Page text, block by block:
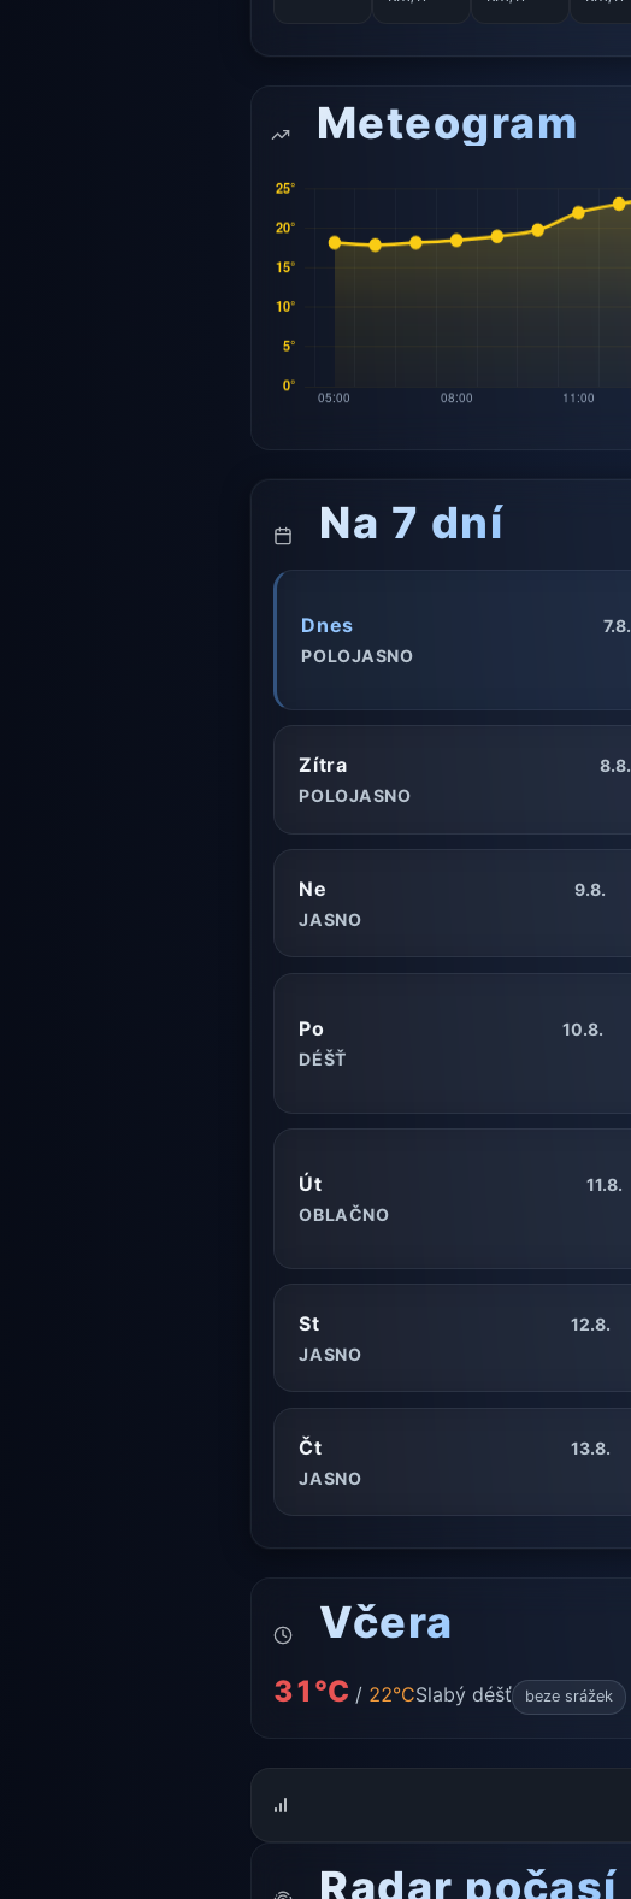
Meteogram
Na 7 dní
Dnes
7.8.
POLOJASNO
Zítra
8.8.
POLOJASNO
Ne
9.8.
JASNO
Po
10.8.
DÉŠŤ
Út
11.8.
OBLAČNO
St
12.8.
JASNO
Čt
13.8.
JASNO
Včera
31°C / 22°CSlabý déšť beze srážek
Radar počasí